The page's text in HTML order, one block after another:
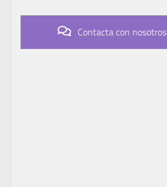
Contacta con nosotros